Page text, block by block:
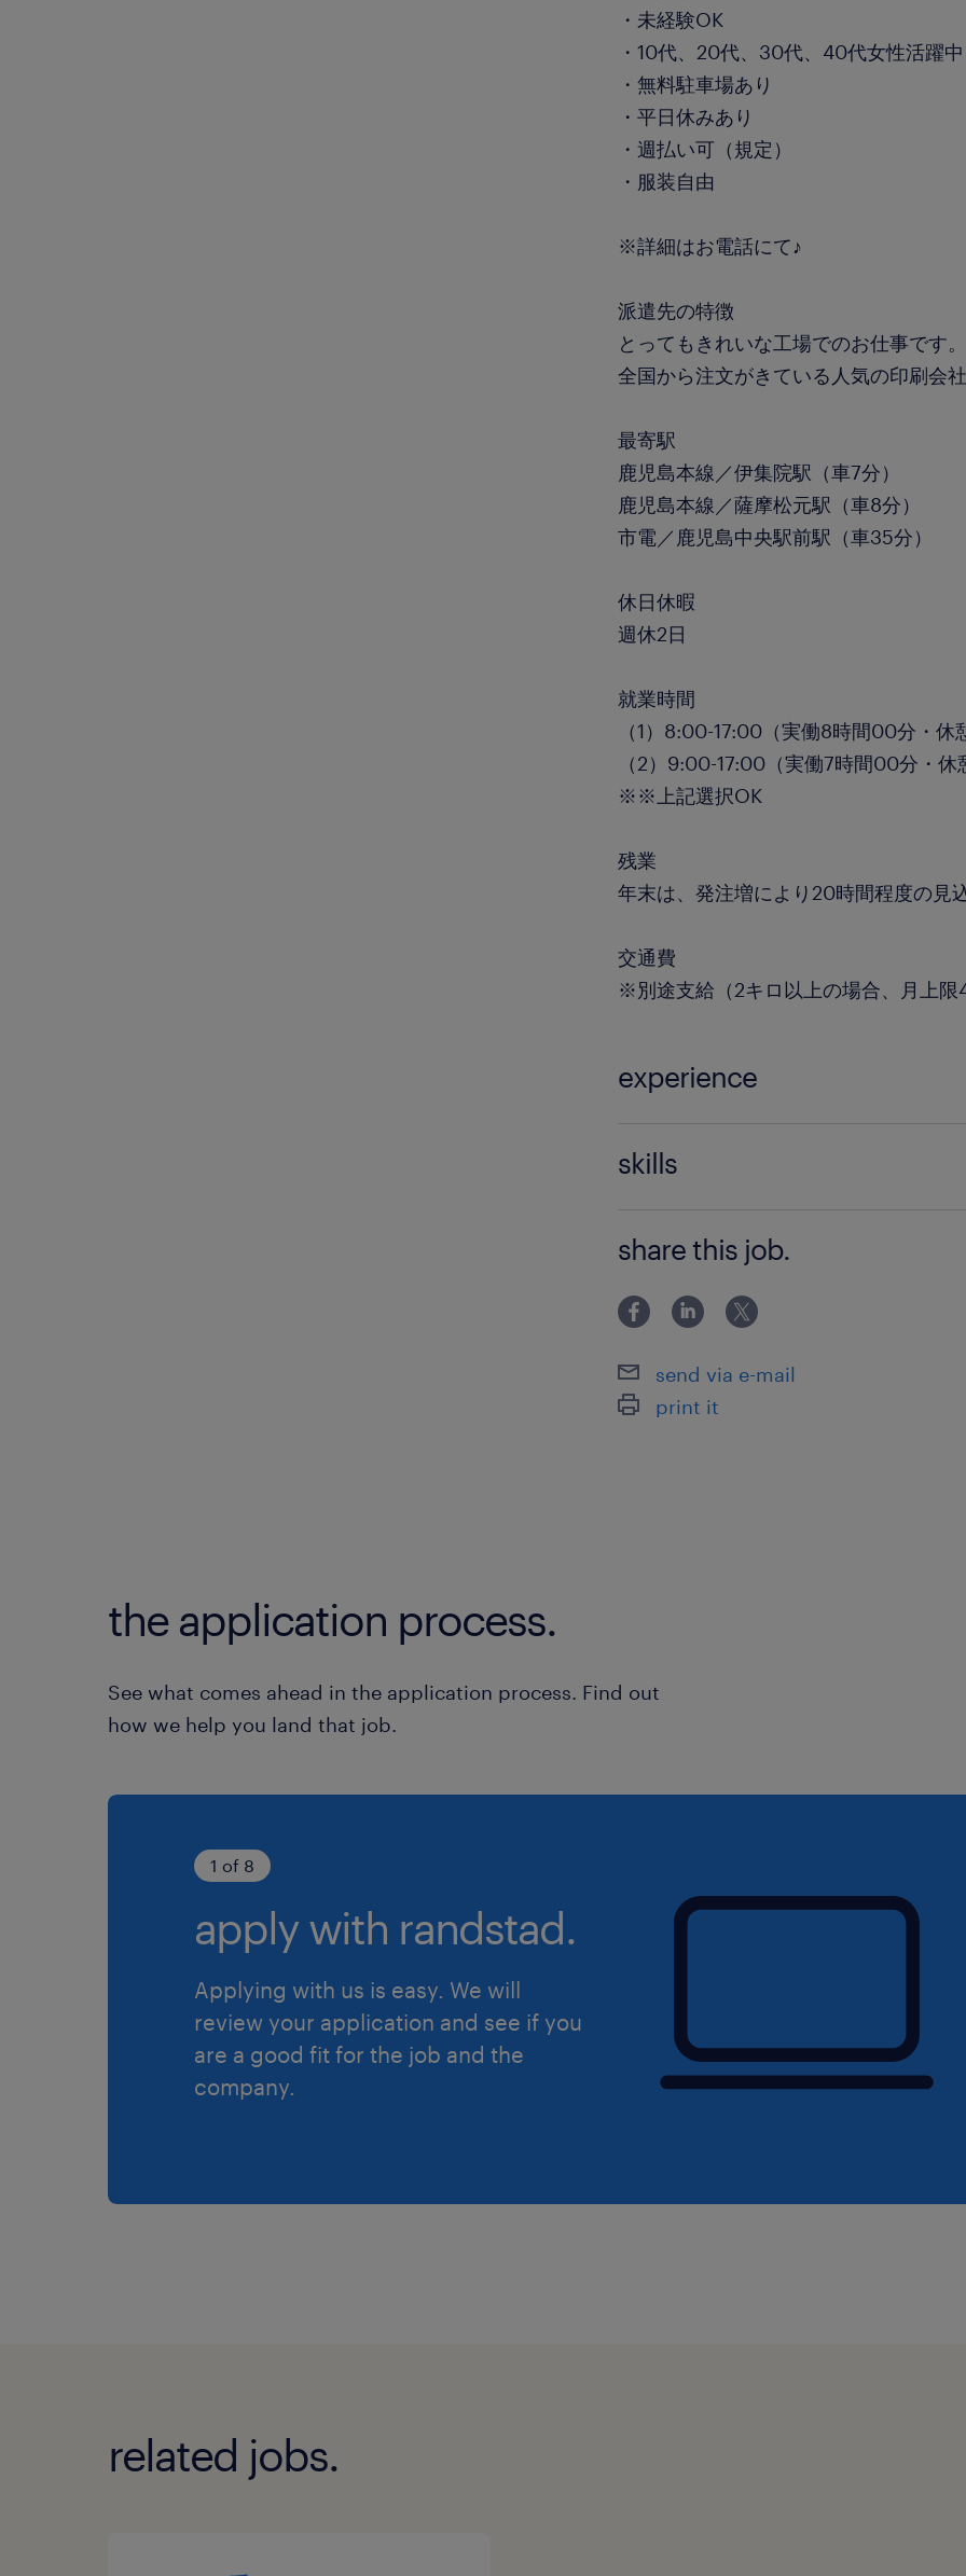
・未経験OK
・10代、20代、30代、40代女性活躍中
・無料駐車場あり
・平日休みあり
・週払い可（規定）
・服装自由
※詳細はお電話にて♪
派遣先の特徴
とってもきれいな工場でのお仕事です。
全国から注文がきている人気の印刷会社
最寄駅
鹿児島本線／伊集院駅（車7分）
鹿児島本線／薩摩松元駅（車8分）
市電／鹿児島中央駅前駅（車35分）
休日休暇
週休2日
就業時間
（1）8:00-17:00（実働8時間00分・休
（2）9:00-17:00（実働7時間00分・休
※※上記選択OK
残業
年末は、発注増により20時間程度の見
交通費
※別途支給（2キロ以上の場合、月上限4
experience
skills
コールセンターでの経験があると尚可
share this job.
send via e-mail
print it
the application process.
See what comes ahead in the application process. Find out
how we help you land that job.
1 of 8
apply with randstad.
Applying with us is easy. We will
review your application and see if you
are a good fit for the job and the
company.
related jobs.